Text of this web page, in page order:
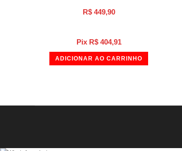
Pix R$404,91
R$449,90
ADICIONAR AO CARRINHO